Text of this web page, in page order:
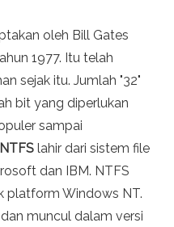
oleh Bill Gates
1977. Itu telah
sejak itu. Jumlah "32"
bit yang diperlukan
sampai
NTFS lahir dari sistem file
dan IBM. NTFS
platform Windows NT.
muncul dalam versi